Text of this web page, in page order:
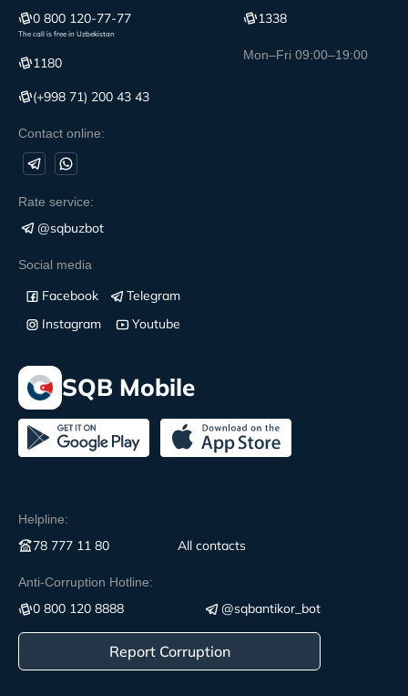
0 800 120-77-77
The call is free in Uzbekistan
1180
(+998 71) 200 43 43
Contact online:
1338
Mon–Fri 09:00–19:00
Rate service:
@sqbuzbot
Social media
Facebook
Telegram
Instagram
Youtube
SQB Mobile
Helpline:
78 777 11 80 All contacts
Anti-Corruption Hotline:
0 800 120 8888 @sqbantikor_bot
Report Corruption